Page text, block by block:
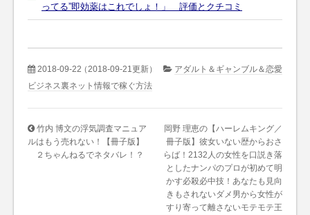
ってる”即効薬はこれでしょ！」 評価とクチコミ
2018-09-22（2018-09-21更新）
アダルト＆ギャンブル＆恋愛
ビジネス裏ネット情報で稼ぐ方法
竹内 博文の浮気調査マニュア
ルはもう売れない！【冊子版】
２ちゃんねるでネタバレ！？
岡野 理恵の【ハーレムキング／
冊子版】彼女いない歴からおさ
らば！2132人の女性を口説き落
としたナンパのプロが初めて明
かす必殺必中技！あなたも見向
きもされないダメ男から女性が
すり寄って離さないモテモテ王